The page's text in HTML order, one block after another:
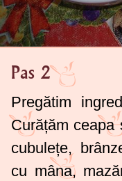
Pas 2
Pregătim
Curățăm ceapa
cubulețe,
cu mâna,